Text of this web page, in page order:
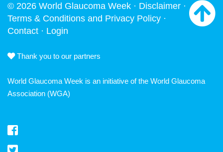
© 2026 World Glaucoma Week · Disclaimer ·
Terms & Conditions and Privacy Policy ·
Contact · Login
Thank you to our partners
World Glaucoma Week is an initiative of the World Glaucoma
Association (WGA)